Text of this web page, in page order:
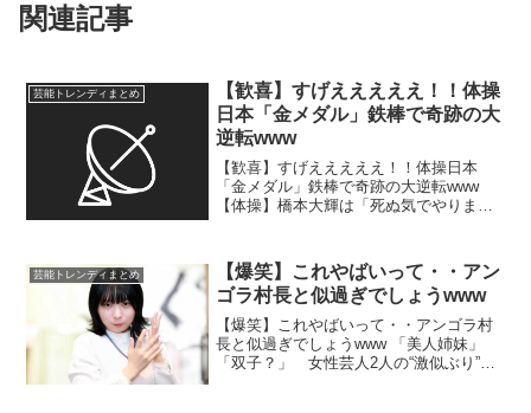
関連記事
芸能トレンディまとめ
【歓喜】すげえええええ！！体操
日本「金メダル」鉄棒で奇跡の大
逆転www
【歓喜】すげえええええ！！体操日本
「金メダル」鉄棒で奇跡の大逆転www
【体操】橋本大輝は「死ぬ気でやりま
イバルの中国を下し、2大会ぶり8度目の
優勝を果たした。エース...
芸能トレンディまとめ
【爆笑】これやばいって・・アン
ゴラ村長と似過ぎでしょうwww
【爆笑】これやばいって・・アンゴラ村
長と似過ぎでしょうwww 「美人姉妹」
「双子？」 女性芸人2人の“激似ぶり”に